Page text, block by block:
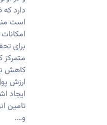
دارد که
است
امکانات
برای
متمرکز
کاهش
ارزش
ایجاد
تامین
و….